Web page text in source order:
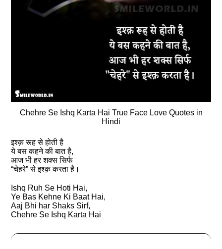
Chehre Se Ishq Karta Hai True Face Love Quotes in
Hindi
इश्क़ रूह से होती है
ये बस कहने की बात है,
आज भी हर शक्स सिर्फ
“चेहरे” से इश्क़ करता है।
Ishq Ruh Se Hoti Hai,
Ye Bas Kehne Ki Baat Hai,
Aaj Bhi har Shaks Sirf,
Chehre Se Ishq Karta Hai